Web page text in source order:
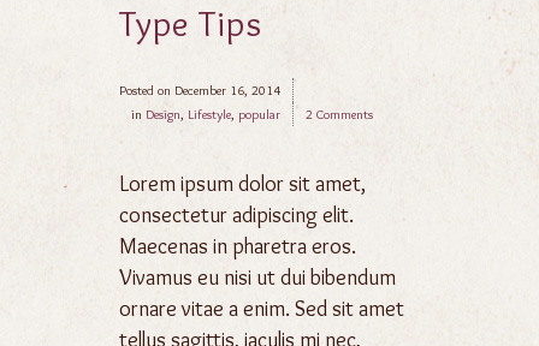
Type Tips
Posted on December 16, 2014
in Design, Lifestyle, popular 2 Comments
Lorem ipsum dolor sit amet,
consectetur adipiscing elit.
Maecenas in pharetra eros.
Vivamus eu nisi ut dui bibendum
ornare vitae a enim. Sed sit amet
tellus sagittis, iaculis mi nec,